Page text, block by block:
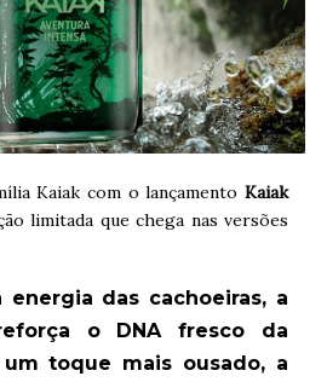
Kaiak com o lançamento Kaiak
limitada que chega nas versões
energia das cachoeiras, a
o DNA fresco da
toque mais ousado, a